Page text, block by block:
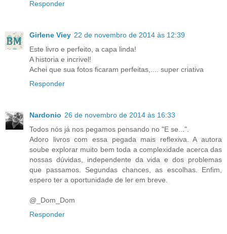
Responder
Girlene Viey 22 de novembro de 2014 às 12:39
Este livro e perfeito, a capa linda!
A historia e incrivel!
Achei que sua fotos ficaram perfeitas,.... super criativa
Responder
Nardonio 26 de novembro de 2014 às 16:33
Todos nós já nos pegamos pensando no "E se...".
Adoro livros com essa pegada mais reflexiva. A autora
soube explorar muito bem toda a complexidade acerca das
nossas dúvidas, independente da vida e dos problemas
que passamos. Segundas chances, as escolhas. Enfim,
espero ter a oportunidade de ler em breve.
@_Dom_Dom
Responder